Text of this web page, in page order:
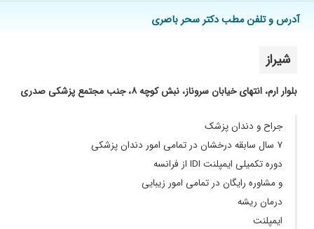
آدرس و تلفن مطب دکتر سحر باصری
شیراز
بلوار ارم، انتهای خیابان سروناز، نبش کوچه ۸، جنب مجتمع پزشکی صدری
جراح و دندان پزشک
۷ سال سابقه درخشان در تمامی امور دندان پزشکی
دوره تکمیلی ایمپلنت IDI از فرانسه
و مشاوره رایگان در تمامی امور زیبایی
درمان ریشه
ایمپلنت